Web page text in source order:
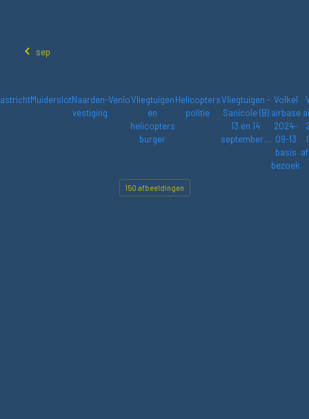
sep
MuiderslotNaarden-
vestiging
VenloVliegtuigen
en
helicopters
burger
Helicopters
politie
Vliegtuigen -
Sanicole (B)
13 en 14
september…
Volkel
airbase
2024-
09-13
basis
bezoek
150 afbeeldingen